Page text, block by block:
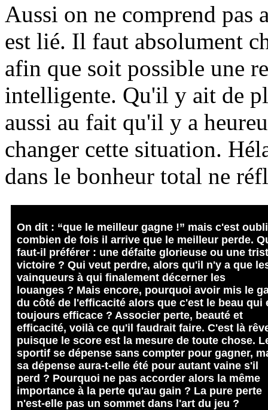
Aussi on ne comprend pas
est lié. Il faut absolument
afin que soit possible une
intelligente. Qu'il y ait de
aussi au fait qu'il y a
changer cette situation.
dans le bonheur total ne
On dit : “que le meilleur gagne !” mais c'est
combien de fois il arrive que le meilleur perde.
faut-il préférer : une défaite glorieuse ou une
victoire ? Qui veut perdre, alors qu'il n'y a que
vainqueurs à qui finalement décerner les
louanges ? Mais encore, pourquoi avoir mis le
du côté de l'efficacité alors que c'est le beau qui
toujours efficace ? Associer perte, beauté et
efficacité, voilà ce qu'il faudrait faire. C'est là
puisque le score est la mesure de toute chose.
sportif se dépense sans compter pour gagner,
sa dépense aura-t-elle été pour autant vaine s'il
perd ? Pourquoi ne pas accorder alors la même
importance à la perte qu'au gain ? La pure perte
n'est-elle pas un sommet dans l'art du jeu ?